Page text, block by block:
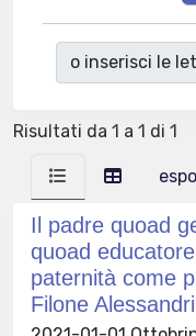
o inserisci le
Risultati da 1 a 1 di 1
Il padre quoad
quoad
paternità come
Filone